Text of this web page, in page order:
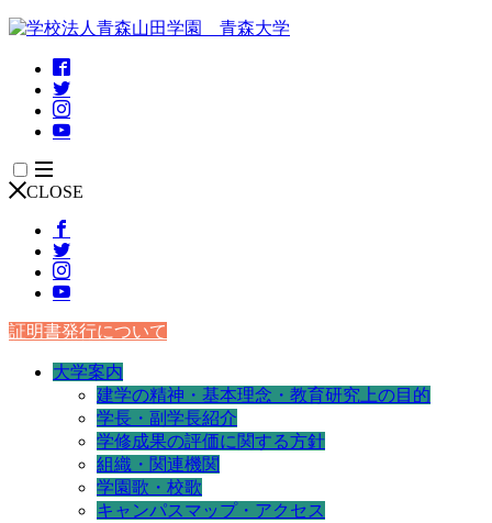
CLOSE
証明書発行について
大学案内
建学の精神・基本理念・教育研究上の目的
学長・副学長紹介
学修成果の評価に関する方針
組織・関連機関
学園歌・校歌
キャンパスマップ・アクセス